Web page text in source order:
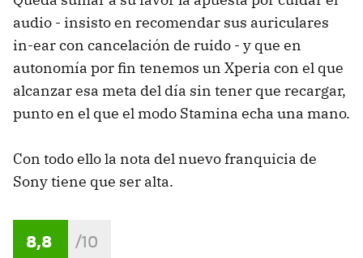
audio - insisto en recomendar sus auriculares
in-ear con cancelación de ruido - y que en
autonomía por fin tenemos un Xperia con el que
alcanzar esa meta del día sin tener que recargar,
punto en el que el modo Stamina echa una mano.
Con todo ello la nota del nuevo franquicia de
Sony tiene que ser alta.
8,8